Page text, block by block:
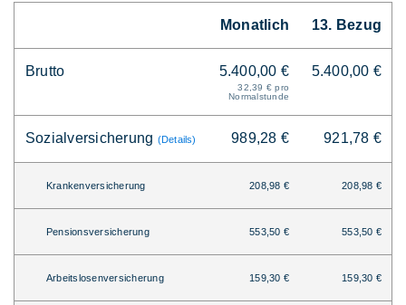
Monatlich 13. Bezug
Brutto 5.400,00 €
32,39 € pro
Normalstunde
5.400,00 €
Sozialversicherung (Details) 989,28 € 921,78 €
Krankenversicherung 208,98 € 208,98 €
Pensionsversicherung 553,50 € 553,50 €
Arbeitslosenversicherung 159,30 € 159,30 €